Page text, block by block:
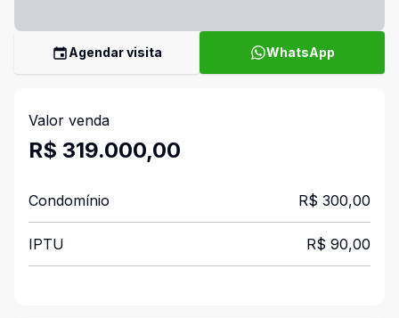
Agendar visita WhatsApp
Valor venda
R$ 319.000,00
Condomínio R$ 300,00
IPTU R$ 90,00